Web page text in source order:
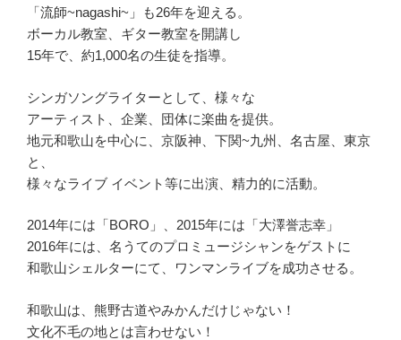
「流師~nagashi~」も26年を迎える。
ボーカル教室、ギター教室を開講し
15年で、約1,000名の生徒を指導。
シンガソングライターとして、様々な
アーティスト、企業、団体に楽曲を提供。
地元和歌山を中心に、京阪神、下関~九州、名古屋、東京
と、
様々なライブ イベント等に出演、精力的に活動。
2014年には「BORO」、2015年には「大澤誉志幸」
2016年には、名うてのプロミュージシャンをゲストに
和歌山シェルターにて、ワンマンライブを成功させる。
和歌山は、熊野古道やみかんだけじゃない！
文化不毛の地とは言わせない！